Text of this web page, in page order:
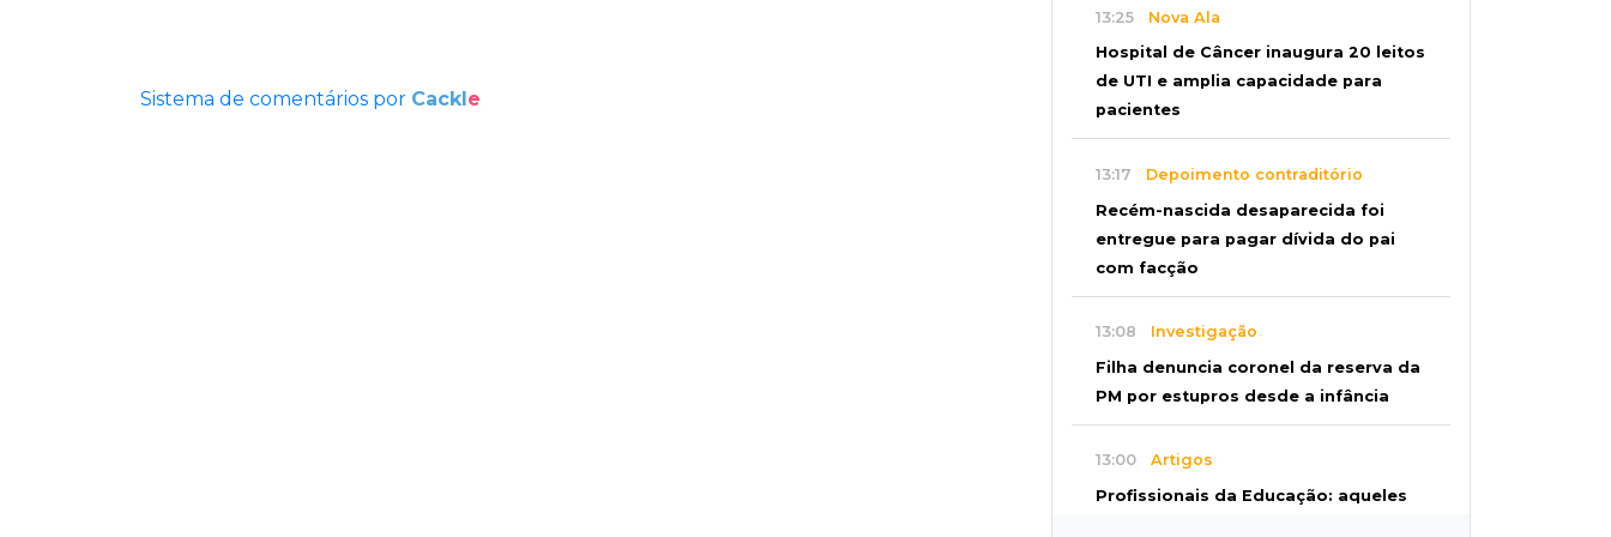
Sistema de comentários por Cackl e
13:25 Nova Ala
Hospital de Câncer inaugura 20 leitos
de UTI e amplia capacidade para
pacientes
13:17 Depoimento contraditório
Recém-nascida desaparecida foi
entregue para pagar dívida do pai
com facção
13:08 Investigação
Filha denuncia coronel da reserva da
PM por estupros desde a infância
13:00 Artigos
Profissionais da Educação: aqueles